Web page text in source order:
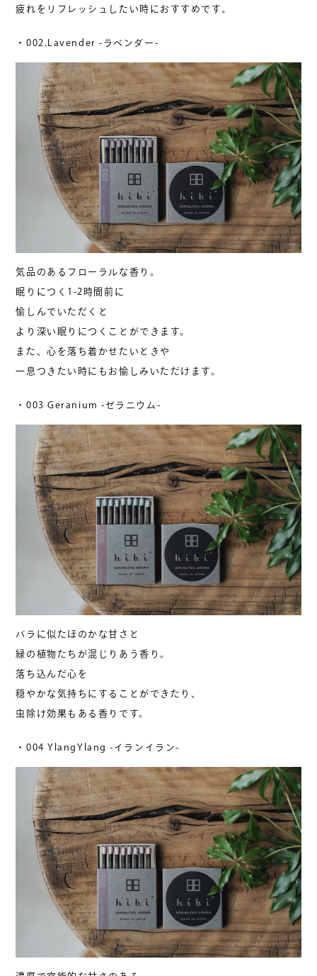
疲れをリフレッシュしたい時におすすめです。
・002.Lavender -ラベンダー-
気品のあるフローラルな香り。
眠りにつく1-2時間前に
愉しんでいただくと
より深い眠りにつくことができます。
また、心を落ち着かせたいときや
一息つきたい時にもお愉しみいただけます。
・003 Geranium -ゼラニウム-
バラに似たほのかな甘さと
緑の植物たちが混じりあう香り。
落ち込んだ心を
穏やかな気持ちにすることができたり、
虫除け効果もある香りです。
・004 YlangYlang -イランイラン-